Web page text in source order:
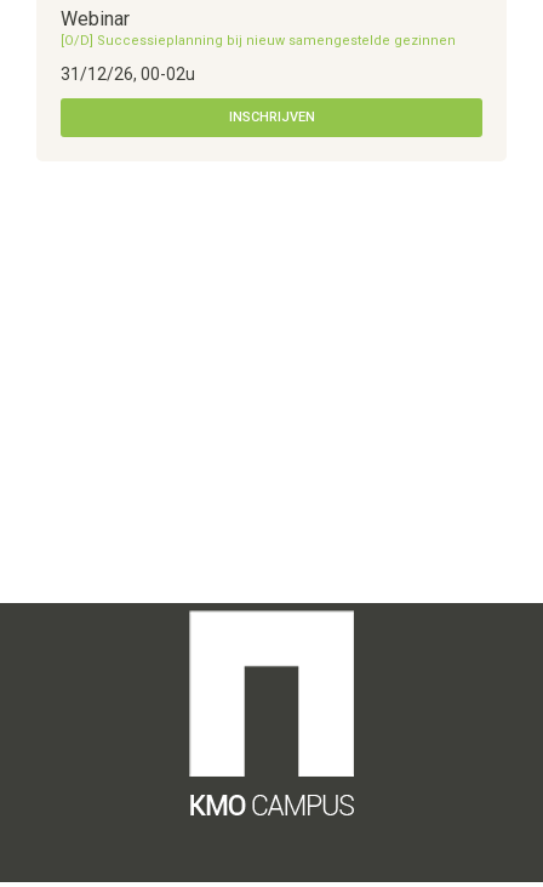
Webinar
[O/D] Successieplanning bij nieuw samengestelde gezinnen
31/12/26, 00-02u
INSCHRIJVEN